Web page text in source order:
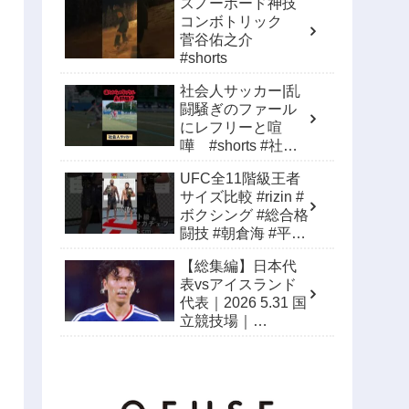
#australiacricket
コンボトリック
菅谷佑之介
#shorts
社会人サッカー|乱
闘騒ぎのファール
にレフリーと喧
嘩 #shorts #社会
ー
UFC全11階級王者
サイズ比較 #rizin #
ボクシング #総合格
闘技 #朝倉海 #平良
【総集編】日本代
表vsアイスランド
代表｜2026 5.31 国
立競技場｜